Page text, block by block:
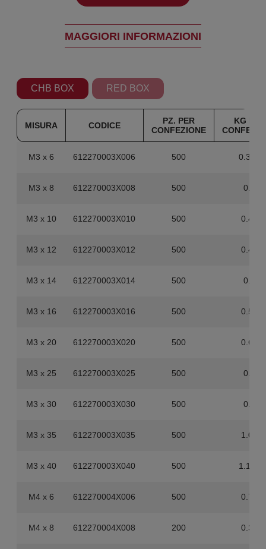
MAGGIORI INFORMAZIONI
CHB BOX RED BOX
MISURA CODICE
PZ. PER
CONFEZIONE
KG PER
M3 x 6 612270003X006 500 0.355
M3 x 8 612270003X008 500 0.4
M3 x 10 612270003X010 500 0.44
M3 x 12 612270003X012 500 0.48
M3 x 14 612270003X014 500 0.5
M3 x 16 612270003X016 500 0.55
M3 x 20 612270003X020 500 0.65
M3 x 25 612270003X025 500 0.8
M3 x 30 612270003X030 500 0.9
M3 x 35 612270003X035 500 1.05
M3 x 40 612270003X040 500 1.165
M4 x 6 612270004X006 500 0.75
M4 x 8 612270004X008 200 0.32